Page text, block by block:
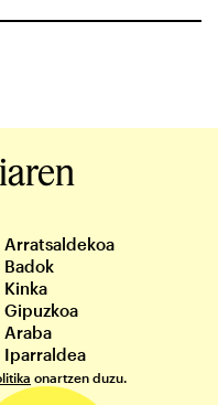
Arratsaldekoa
Badok
Kinka
Gipuzkoa
Araba
Iparraldea
onartzen duzu.